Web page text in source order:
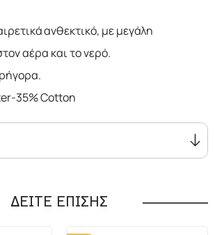
ανθεκτικό, με μεγάλη
αέρα και το νερό.
35% Cotton
ανθεκτικό, με μεγάλη αντίσταση στον
ΔΕΙΤΕ ΕΠΙΣΗΣ